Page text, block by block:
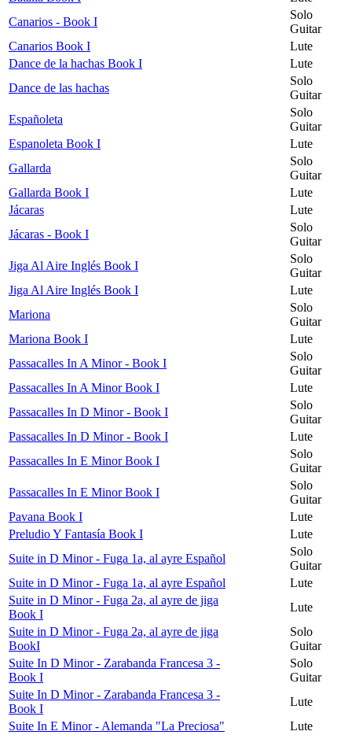
Canarios - Book I
Solo
Guitar
Canarios Book I
Lute
Dance de la hachas Book I
Lute
Dance de las hachas
Solo
Guitar
Españoleta
Solo
Guitar
Espanoleta Book I
Lute
Gallarda
Solo
Guitar
Gallarda Book I
Lute
Jácaras
Lute
Jácaras - Book I
Solo
Guitar
Jiga Al Aire Inglés Book I
Solo
Guitar
Jiga Al Aire Inglés Book I
Lute
Mariona
Solo
Guitar
Mariona Book I
Lute
Passacalles In A Minor - Book I
Solo
Guitar
Passacalles In A Minor Book I
Lute
Passacalles In D Minor - Book I
Solo
Guitar
Passacalles In D Minor - Book I
Lute
Passacalles In E Minor Book I
Solo
Guitar
Passacalles In E Minor Book I
Solo
Guitar
Pavana Book I
Lute
Preludio Y Fantasía Book I
Lute
Suite in D Minor - Fuga 1a, al ayre Español
Solo
Guitar
Suite in D Minor - Fuga 1a, al ayre Español
Lute
Suite in D Minor - Fuga 2a, al ayre de jiga
Book I
Lute
Suite in D Minor - Fuga 2a, al ayre de jiga
BookI
Solo
Guitar
Suite In D Minor - Zarabanda Francesa 3 -
Book I
Solo
Guitar
Suite In D Minor - Zarabanda Francesa 3 -
Book I
Lute
Suite In E Minor - Alemanda "La Preciosa"
Lute